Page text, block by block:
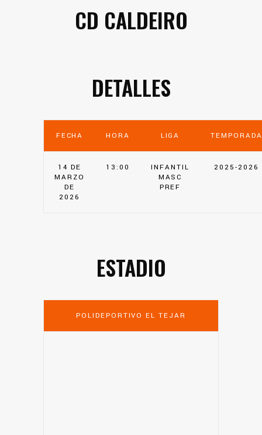
CD CALDEIRO
DETALLES
FECHA HORA LIGA TEMPORADA
14 DE
MARZO
DE
2026
13:00
INFANTIL
MASC
PREF
2025-2026
ESTADIO
POLIDEPORTIVO EL TEJAR